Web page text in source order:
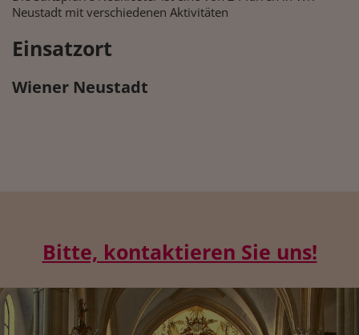
Neustadt mit verschiedenen Aktivitäten
Einsatzort
Wiener Neustadt
Bitte, kontaktieren Sie uns!